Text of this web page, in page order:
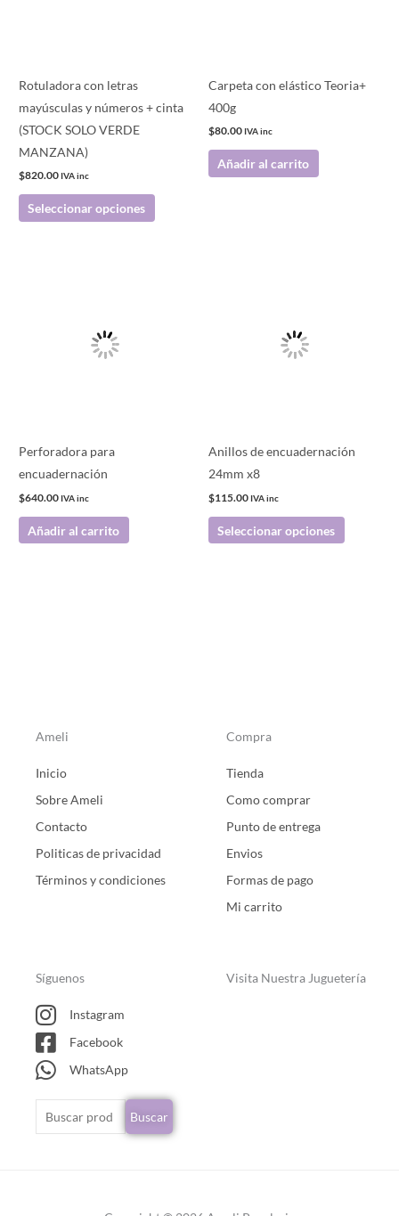
Rotuladora con letras
mayúsculas y números + cinta
(STOCK SOLO VERDE
MANZANA)
$820.00 IVA inc
Seleccionar opciones
elegir
de
Carpeta con elástico Teoria+
400g
$80.00 IVA inc
Añadir al carrito
Perforadora para
encuadernación
$640.00 IVA inc
Añadir al carrito
Anillos de encuadernación
24mm x8
$115.00 IVA inc
Seleccionar opciones
pueden
la
Ameli
Inicio
Sobre Ameli
Contacto
Politicas de privacidad
Términos y condiciones
Compra
Tienda
Como comprar
Punto de entrega
Envios
Formas de pago
Mi carrito
Síguenos
Instagram
Facebook
WhatsApp
Buscar
por:
Buscar
Visita Nuestra Juguetería